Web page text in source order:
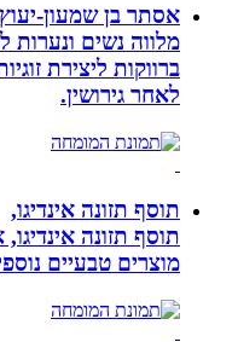
אסתר בן שמעון-יעוץ
מלווה נשים ונערות
ברווקות ליצירת
לאחר גירושין.
תוסף תזונה אינדיגו,
תוסף תזונה אינדיגו,
מוצרים טבעיים נוספים.